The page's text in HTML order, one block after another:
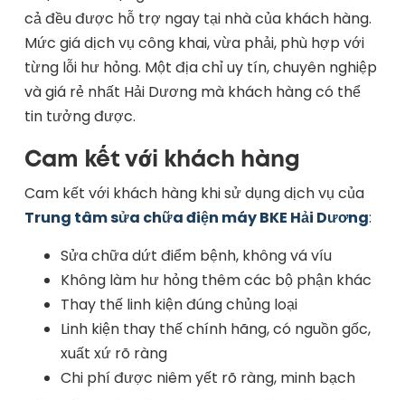
cả đều được hỗ trợ ngay tại nhà của khách hàng.
Mức giá dịch vụ công khai, vừa phải, phù hợp với
từng lỗi hư hỏng. Một địa chỉ uy tín, chuyên nghiệp
và giá rẻ nhất Hải Dương mà khách hàng có thể
tin tưởng được.
Cam kết với khách hàng
Cam kết với khách hàng khi sử dụng dịch vụ của
Trung tâm sửa chữa điện máy BKE Hải Dương:
Sửa chữa dứt điểm bệnh, không vá víu
Không làm hư hỏng thêm các bộ phận khác
Thay thế linh kiện đúng chủng loại
Linh kiện thay thế chính hãng, có nguồn gốc,
xuất xứ rõ ràng
Chi phí được niêm yết rõ ràng, minh bạch